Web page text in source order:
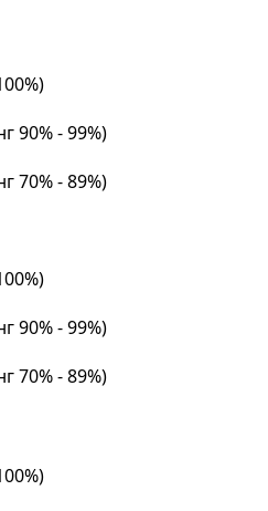
90% - 99%)
70% - 89%)
90% - 99%)
70% - 89%)